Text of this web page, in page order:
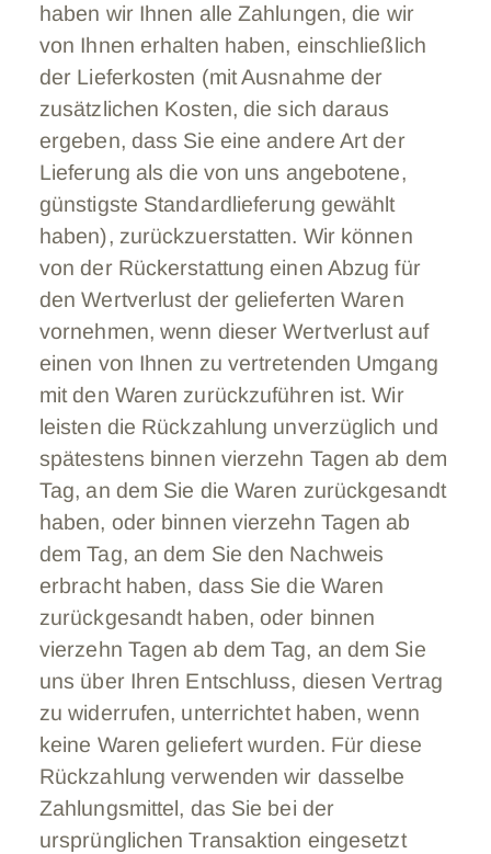
haben wir Ihnen alle Zahlungen, die wir
von Ihnen erhalten haben, einschließlich
der Lieferkosten (mit Ausnahme der
zusätzlichen Kosten, die sich daraus
ergeben, dass Sie eine andere Art der
Lieferung als die von uns angebotene,
günstigste Standardlieferung gewählt
haben), zurückzuerstatten. Wir können
von der Rückerstattung einen Abzug für
den Wertverlust der gelieferten Waren
vornehmen, wenn dieser Wertverlust auf
einen von Ihnen zu vertretenden Umgang
mit den Waren zurückzuführen ist. Wir
leisten die Rückzahlung unverzüglich und
spätestens binnen vierzehn Tagen ab dem
Tag, an dem Sie die Waren zurückgesandt
haben, oder binnen vierzehn Tagen ab
dem Tag, an dem Sie den Nachweis
erbracht haben, dass Sie die Waren
zurückgesandt haben, oder binnen
vierzehn Tagen ab dem Tag, an dem Sie
uns über Ihren Entschluss, diesen Vertrag
zu widerrufen, unterrichtet haben, wenn
keine Waren geliefert wurden. Für diese
Rückzahlung verwenden wir dasselbe
Zahlungsmittel, das Sie bei der
ursprünglichen Transaktion eingesetzt